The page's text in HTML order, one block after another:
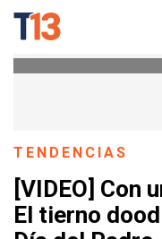
TENDENCIAS
[VIDEO] Con
El tierno